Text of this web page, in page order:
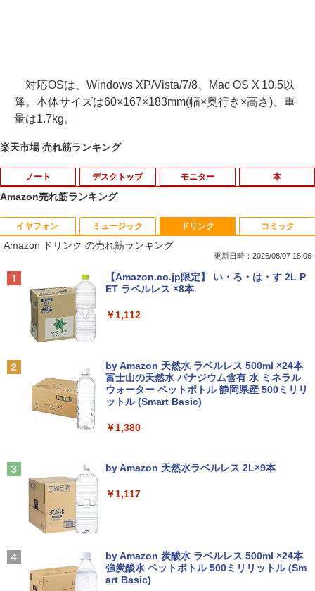
対応OSは、Windows XP/Vista/7/8、Mac OS X 10.5以
降。本体サイズは60×167×183mm(幅×奥行き×高さ)、重
量は1.7kg。
楽天市場 売れ筋ランキング
ノート
1
【★最大100%ポイント】【新生活応援・
2026】【Office 2019 H&B】富士通 MU
937/Celeron 3865U/メモリ:4GB/8GB/S
SD:128GB/256GB/512GB/1TB/13.3型/
フルHD/wifi/HDMI/USB3.0/中古 ノート
パソコン/モバイルPC/Windows11
￥9,999
【★最大100%ポイント】【新生活応援・
2026】【Office 2019 H&B】NEC Versa
Pro/第4世代 Core i5/メモリ: 4GB/8GB/1
6GB/SSD:128GB/256GB/512GB/1TB/1
Wi-Fi/Office/無線マウス/中古 パソコン/
￥9,999
【中古】【20260619】
￥16,500
デスクトップ
1
【おまかせPC】 デスクトップパソコン
Win11搭載 省スペース型 第8世代Core i5
/ 8GB以上 / SSD/HDDストレージ選択式
有名メーカー（DELL HP 富士通 NEC レ
ノボ）からご提供 中古 省スペースデスク
トップ Windows11 Office付き 設定済み
中古パソコン | HP | ProDesk 600 G4 SF
| Windows11 | デスクトップ | 一年保証 |
第8世代 | Core i5 8500 3.0(〜最大4.1)G
VDマルチ | 無線LAN:なし | Win11Pro64
￥39,980
液晶セット Windows11 Pro EPSON En
deavor AT997/E Core i5 16GB 22インチ
中古 パソコン デスクトップパソコン
モニター
1
厳選大手メーカー 中古 パソコンモニター
液晶モニター シークレット 22インチ ワ
イド epson dell nec 富士通 acer io-dat
a 等 中古モニター 22 pcモニター 液晶デ
ィスプレイ 液晶モニタ pcモニタ ワイド
モニター 店長おまかせ メーカーおまかせ
PHILIPS モニター 23.6インチ 243V5 VA
パネル 1920x1080 フルHD HDMI スピー
カー内蔵 中古ディスプレイ
￥6,600
ド液晶ディスプレイ LCD-AS241F 3辺
本
1
キングダム 80 （ヤングジャンプコミッ
クス） [ 原 泰久 ]
￥770
ィーメンバーと世界に復讐＆『ざま
ぁ！』します！【電子書籍】
￥792
蝉川 夏哉 ]
￥924
施設基準パーフェクトブック 2026年度
版 [ 一般社団法人日本施設基準管理士協
会 ]
Amazon売れ筋ランキング
イヤフォン
Anker Soundcore P40i ブラック
Anker Soundcore P31i ブラック
￥5,990
ラック
￥14,990
レスイヤホン bluetooth イヤホン V12 小型
軽量 ブルートゥースHi-Fi 最大36時間再生 ぶ
るーとゅーす コードレス ENCノイズキャン
ミュージック
BRUCE WAYNE feat. Flo Milli, ATL Jacob
[Explicit]
￥250
BRUCE WAYNE feat. Flo Milli, ATL Jacob
[Explicit]
￥250
￥250
ドリンク
Amazon ドリンク の売れ筋ランキング
更新日時：2026/08/07 18:06
【Amazon.co.jp限定】 い・ろ・は・す 2L P
ET ラベルレス ×8本
￥1,112
by Amazon 天然水 ラベルレス 500ml ×24本
富士山の天然水 バナジウム含有 水 ミネラル
ウォーター ペットボトル 静岡県産 500ミリリ
ットル (Smart Basic)
￥1,380
by Amazon 天然水ラベルレス 2L×9本
￥1,117
by Amazon 炭酸水 ラベルレス 500ml ×24本
強炭酸水 ペットボトル 500ミリリットル (Sm
art Basic)
コミック